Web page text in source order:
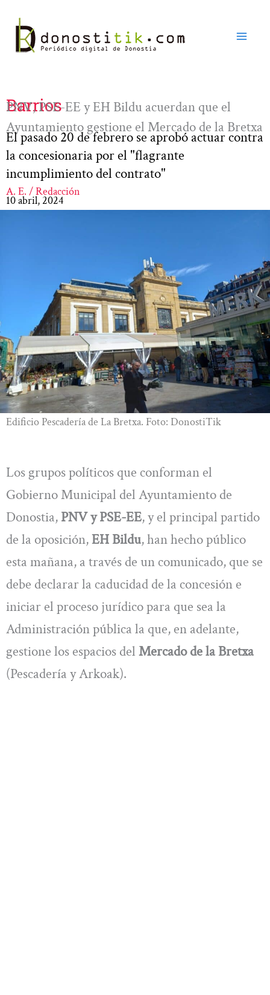
contenido
Barrios
PNV, PSE-EE y EH Bildu acuerdan que el
Ayuntamiento gestione el Mercado de la Bretxa
El pasado 20 de febrero se aprobó actuar contra
la concesionaria por el "flagrante
incumplimiento del contrato"
A. E. / Redacción
10 abril, 2024
Edificio Pescadería de La Bretxa. Foto: DonostiTik
Los grupos políticos que conforman el
Gobierno Municipal del Ayuntamiento de
Donostia, PNV y PSE-EE, y el principal partido
de la oposición,EH Bildu, han hecho público
esta mañana, a través de un comunicado, que se
debe declarar la caducidad de la concesión e
iniciar el proceso jurídico para que sea la
Administración pública la que, en adelante,
gestione los espacios del Mercado de la Bretxa
(Pescadería y Arkoak).